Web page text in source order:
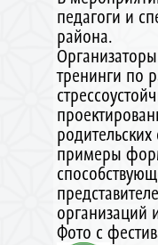
педагоги и
района.
тренинги по
примеры
организаций
Фото с